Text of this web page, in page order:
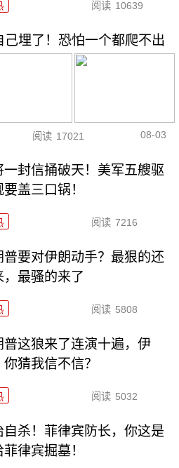
阅读 10639
埋了！恐怕一个都爬不出
阅读 17021 08-03
一封信捅破天！美军五艘驱
要盖三口锅！
阅读 7216
普要对伊朗动手？最狠的还
，最骚的来了
阅读 5808
普这狼来了连演十遍，伊
你猜我信不信？
阅读 5032
自杀！菲律宾防长，你这是
律宾掘墓！